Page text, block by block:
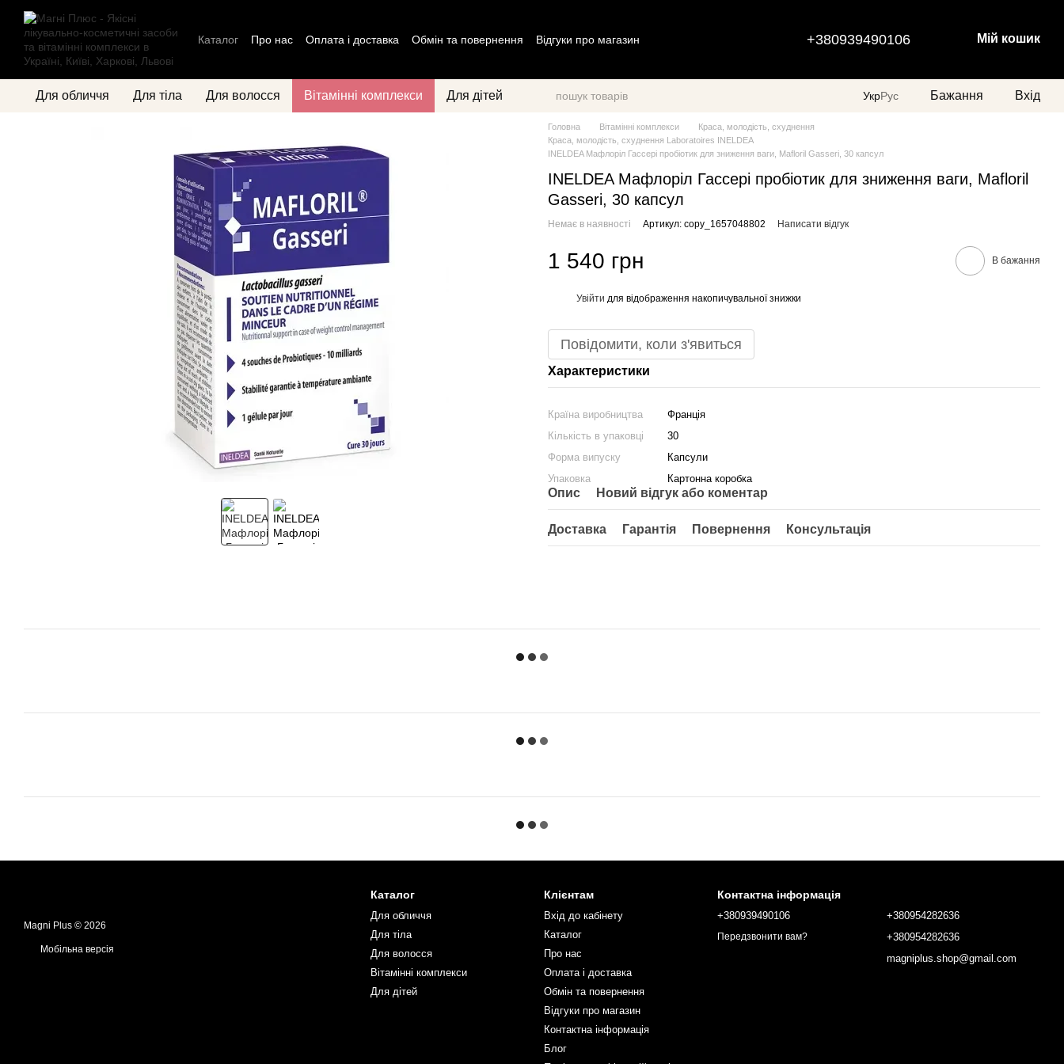
Перейти до основного контенту
Каталог Про нас Оплата і доставка Обмін та повернення
Відгуки про магазин
+380939490106 Мій кошик
Для обличчя Для тіла Для волосся Вітамінні комплекси Для дітей УкрРус Бажання Вхід
Головна Вітамінні комплекси
Краса, молодість, схуднення
Краса, молодість, схуднення Laboratoires INELDEA
INELDEA Мафлоріл Гассері пробіотик для зниження ваги, Mafloril Gasseri, 30 капсул
INELDEA Мафлоріл Гассері пробіотик для зниження ваги, Mafloril
Gasseri, 30 капсул
Немає в наявності Артикул: copy_1657048802 Написати відгук
1 540 грн В бажання
Увійти для відображення накопичувальної знижки
Повідомити, коли з'явиться
Характеристики
Країна виробництва
Франція
Кількість в упаковці
30
Форма випуску
Капсули
Упаковка
Картонна коробка
Опис Новий відгук або коментар
Доставка Гарантія Повернення Консультація
Magni Plus © 2026
Мобільна версія
Каталог
Для обличчя
Для тіла
Для волосся
Вітамінні комплекси
Для дітей
Клієнтам
Вхід до кабінету
Каталог
Про нас
Оплата і доставка
Обмін та повернення
Відгуки про магазин
Контактна інформація
Блог
Контактна інформація
+380939490106
Передзвонити вам?
+380954282636
+380954282636
magniplus.shop@gmail.com